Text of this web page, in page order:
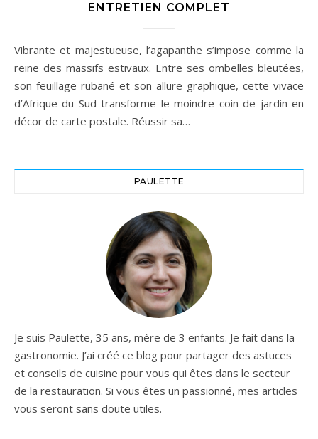
ENTRETIEN COMPLET
Vibrante et majestueuse, l’agapanthe s’impose comme la
reine des massifs estivaux. Entre ses ombelles bleutées,
son feuillage rubané et son allure graphique, cette vivace
d’Afrique du Sud transforme le moindre coin de jardin en
décor de carte postale. Réussir sa…
PAULETTE
Je suis Paulette, 35 ans, mère de 3 enfants. Je fait dans la
gastronomie. J’ai créé ce blog pour partager des astuces
et conseils de cuisine pour vous qui êtes dans le secteur
de la restauration. Si vous êtes un passionné, mes articles
vous seront sans doute utiles.